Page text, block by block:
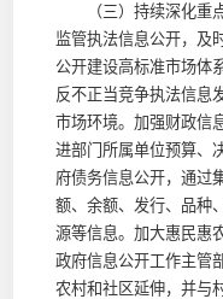
（三）持续深化重点
监管执法信息公开，及
公开建设高标准市场体
反不正当竞争执法信息
市场环境。加强财政信
进部门所属单位预算、
府债务信息公开，通过
额、余额、发行、品种
源等信息。加大惠民惠
政府信息公开工作主管
农村和社区延伸，并与